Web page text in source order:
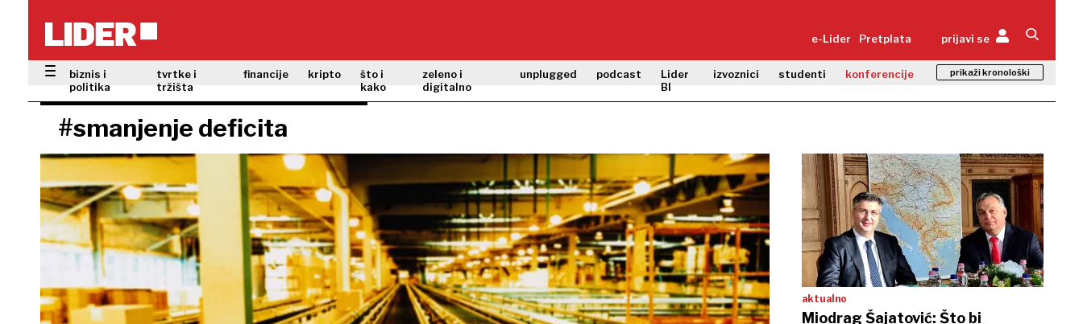
e-Lider Pretplata prijavi se
biznis i
politika
tvrtke i
tržišta
financije kripto
što i
kako
zeleno i
digitalno
unplugged podcast
Lider
BI
izvoznici studenti konferencije prikaži kronološki
#smanjenje deficita
aktualno
Miodrag Šajatović: Što bi